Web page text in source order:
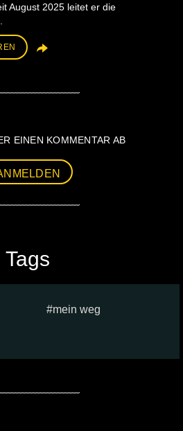
August 2025 leitet er die
EINEN KOMMENTAR AB
Tags
mein weg